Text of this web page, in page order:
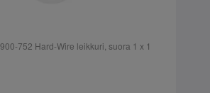
752 Hard-Wire leikkuri, suora 1 x 1